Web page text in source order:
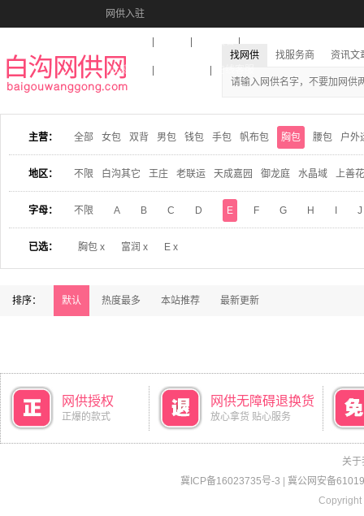
网供入驻
收藏本站
找网供 找服务商 资讯文
主营： 全部 女包 双背 男包 钱包 手包 帆布包 胸包 腰包 户外
地区： 不限 白沟其它 王庄 老联运 天成嘉园 御龙庭 水晶域 上善
字母： 不限 A B C D E F G H J
已选： 胸包 x 富润 x E x
排序： 默认 热度最多 本站推荐 最新更新
网供授权
正爆的款式
网供无障碍退换货
放心拿货 贴心服务
关于
冀ICP备16023735号-3
冀公网安备